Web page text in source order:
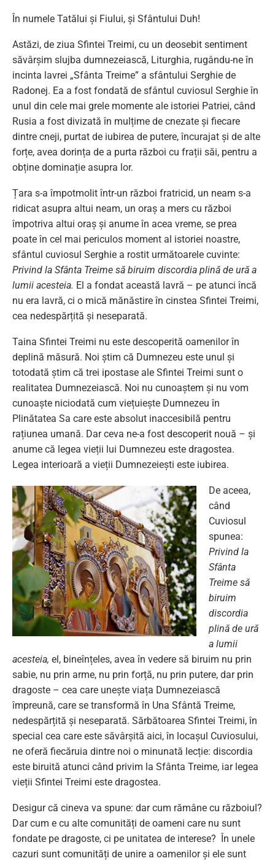
În numele Tatălui și Fiului, și Sfântului Duh!
Astăzi, de ziua Sfintei Treimi, cu un deosebit sentiment
săvârșim slujba dumnezeiască, Liturghia, rugându-ne în
incinta lavrei „Sfânta Treime” a sfântului Serghie de
Radonej. Ea a fost fondată de sfântul cuviosul Serghie în
unul din cele mai grele momente ale istoriei Patriei, când
Rusia a fost divizată în mulțime de cnezate și fiecare
dintre cneji, purtat de iubirea de putere, încurajat și de alte
forțe, avea dorința de a purta război cu frații săi, pentru a
obține dominație asupra lor.
Țara s-a împotmolit într-un război fratricid, un neam s-a
ridicat asupra altui neam, un oraș a mers cu război
împotriva altui oraș și anume în acea vreme, se prea
poate în cel mai periculos moment al istoriei noastre,
sfântul cuviosul Serghie a rostit următoarele cuvinte:
Privind la Sfânta Treime să biruim discordia plină de ură a
lumii acesteia. El a fondat această lavră – pe atunci încă
nu era lavră, ci o mică mănăstire în cinstea Sfintei Treimi,
cea nedespărțită și neseparată.
Taina Sfintei Treimi nu este descoperită oamenilor în
deplină măsură. Noi știm că Dumnezeu este unul și
totodată știm că trei ipostase ale Sfintei Treimi sunt o
realitatea Dumnezeiască. Noi nu cunoaștem și nu vom
cunoaște niciodată cum viețuiește Dumnezeu în
Plinătatea Sa care este absolut inaccesibilă pentru
rațiunea umană. Dar ceva ne-a fost descoperit nouă – și
anume că legea vieții lui Dumnezeu este dragostea.
Legea interioară a vieții Dumnezeiești este iubirea.
De aceea,
când
Cuviosul
spunea:
Privind la
Sfânta
Treime să
biruim
discordia
plină de ură
a lumii
acesteia, el, bineînțeles, avea în vedere să biruim nu prin
sabie, nu prin arme, nu prin forță, nu prin putere, dar prin
dragoste – cea care unește viața Dumnezeiască
împreună, care se transformă în Una Sfântă Treime,
nedespărțită și neseparată. Sărbătoarea Sfintei Treimi, în
special cea care este săvârșită aici, în locașul Cuviosului,
ne oferă fiecăruia dintre noi o minunată lecție: discordia
este biruită atunci când privim la Sfânta Treime, iar legea
vieții Sfintei Treimi este dragostea.
Desigur că cineva va spune: dar cum rămâne cu războiul?
Dar cum e cu alte comunități de oameni care nu sunt
fondate pe dragoste, ci pe unitatea de interese? În unele
cazuri sunt comunități de unire a oamenilor și ele sunt